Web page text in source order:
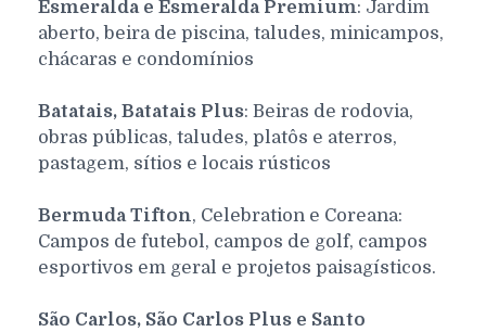
Esmeralda e Esmeralda Premium: Jardim
aberto, beira de piscina, taludes, minicampos,
chácaras e condomínios
Batatais, Batatais Plus: Beiras de rodovia,
obras públicas, taludes, platôs e aterros,
pastagem, sítios e locais rústicos
Bermuda Tifton, Celebration e Coreana:
Campos de futebol, campos de golf, campos
esportivos em geral e projetos paisagísticos.
São Carlos, São Carlos Plus e Santo